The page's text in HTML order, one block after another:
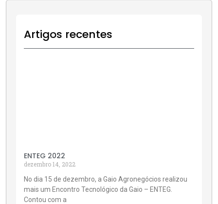
Artigos recentes
ENTEG 2022
dezembro 14, 2022
No dia 15 de dezembro, a Gaio Agronegócios realizou
mais um Encontro Tecnológico da Gaio – ENTEG.
Contou com a